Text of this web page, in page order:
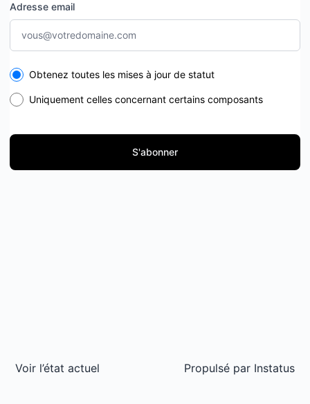
Adresse email
Select the components you want to receive updates for
Obtenez toutes les mises à jour de statut
Uniquement celles concernant certains composants
S'abonner
Voir l’état actuel Propulsé par Instatus